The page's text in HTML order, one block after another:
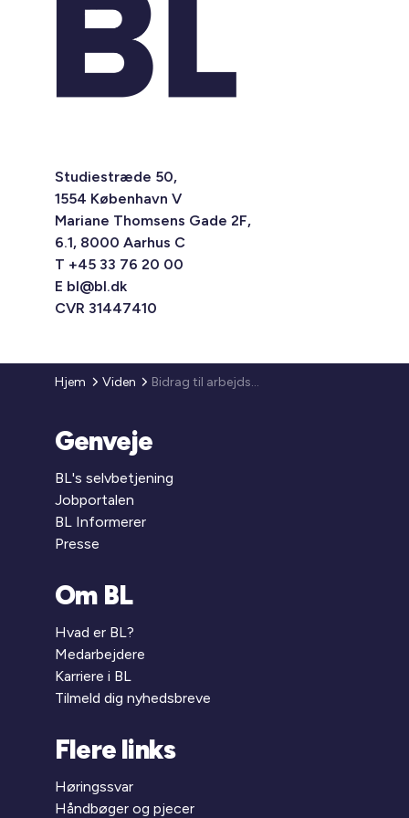
Studiestræde 50,
1554 København V
Mariane Thomsens Gade 2F,
6.1, 8000 Aarhus C
T +45 33 76 20 00
E bl@bl.dk
CVR 31447410
Hjem Viden Bidrag til arbejdskapital og henlæggelse til dispositionsfond (BL Informerer 2012)
Genveje
BL's selvbetjening
Jobportalen
BL Informerer
Presse
Om BL
Hvad er BL?
Medarbejdere
Karriere i BL
Tilmeld dig nyhedsbreve
Flere links
Høringssvar
Håndbøger og pjecer